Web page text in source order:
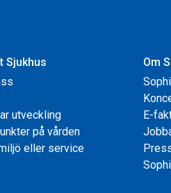
Sjukhus
utveckling
på vården
eller service
Om
E-